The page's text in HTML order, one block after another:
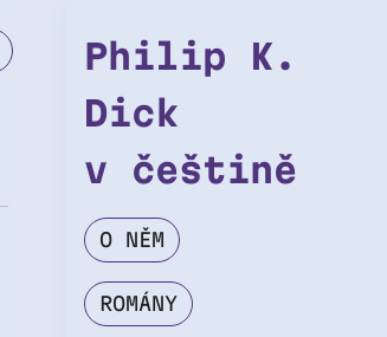
Philip K.
Dick
v češtině
O NĚM
ROMÁNY